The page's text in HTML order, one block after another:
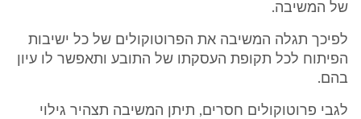
של המשיבה.
לפיכך תגלה המשיבה את הפרוטוקולים של כל ישיבות
הפיתוח לכל תקופת העסקתו של התובע ותאפשר לו עיון
בהם.
לגבי פרוטוקולים חסרים, תיתן המשיבה תצהיר גילוי